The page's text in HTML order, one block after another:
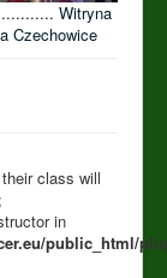
Witryna
Czechowice
class will
in
public_html/